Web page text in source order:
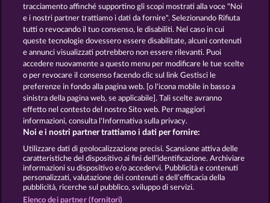
GATES OF PERSIA MAGIC BOOK 6
Termini e condizioni
Informativa sulla privacy Note legali
Società FAQ Facebook
Invia richiesta di recesso
tracciamento affinché supportino gli scopi mostrati alla voce "Noi
e i nostri partner trattiamo i dati da fornire". Selezionando Rifiuta
tutti o revocando il tuo consenso, le disabiliti. Nel caso in cui
queste tecnologie dovessero essere disabilitate, alcuni contenuti
e annunci visualizzati potrebbero non essere rilevanti. Puoi
accedere nuovamente a questo menu per modificare le tue scelte
o per revocare il consenso facendo clic sul link Gestisci le
preferenze in fondo alla pagina web. [o l'icona mobile in basso a
sinistra della pagina web, se applicabile]. Tali scelte avranno
effetto nel contesto del nostro Sito web. Per maggiori
informazioni, consulta l'Informativa sulla privacy.
Noi e i nostri partner trattiamo i dati per fornire:
Utilizzare dati di geolocalizzazione precisi. Scansione attiva delle
caratteristiche del dispositivo ai fini dell’identificazione. Archiviare
informazioni su dispositivo e/o accedervi. Pubblicità e contenuti
personalizzati, valutazione dei contenuti e dell’efficacia della
pubblicità, ricerche sul pubblico, sviluppo di servizi.
Elenco dei partner (fornitori)